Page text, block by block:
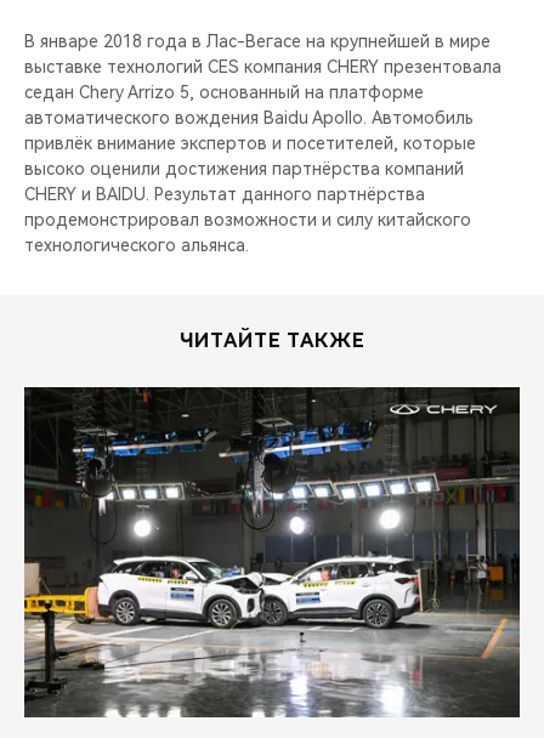
В январе 2018 года в Лас-Вегасе на крупнейшей в мире
выставке технологий CES компания CHERY презентовала
седан Chery Arrizo 5, основанный на платформе
автоматического вождения Baidu Apollo. Автомобиль
привлёк внимание экспертов и посетителей, которые
высоко оценили достижения партнёрства компаний
CHERY и BAIDU. Результат данного партнёрства
продемонстрировал возможности и силу китайского
технологического альянса.
ЧИТАЙТЕ ТАКЖЕ